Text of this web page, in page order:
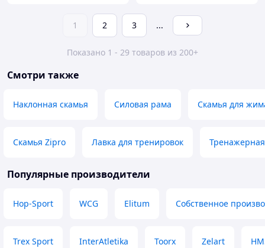
1 2 3 ...
Показано 1 - 29 товаров из 200+
Смотри также
Наклонная скамья Силовая рама Скамья для
Скамья Zipro Лавка для тренировок
Популярные производители
Hop-Sport WCG Elitum Собственное
Trex Sport InterAtletika Toorx Zelart